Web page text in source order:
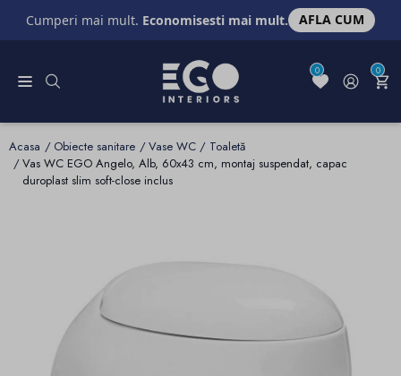
Cumperi mai mult. Economisesti mai mult. AFLA CUM
0 0
Acasa Obiecte sanitare
Vase WC / Toaletă
Vas WC EGO Angelo, Alb, 60x43 cm, montaj suspendat, capac
duroplast slim soft-close inclus